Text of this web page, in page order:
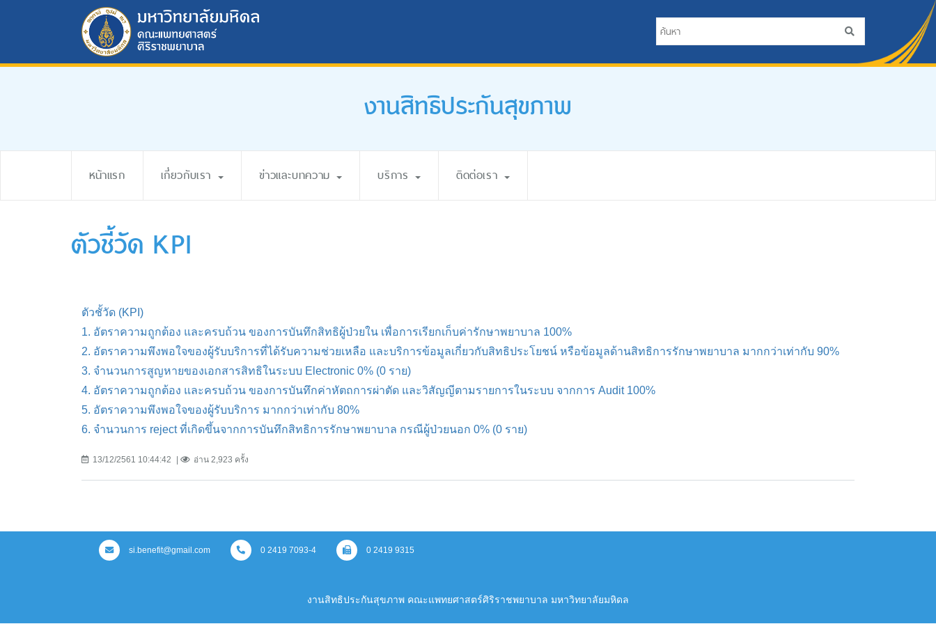
งานสิทธิประกันสุขภาพ
หน้าแรก เกี่ยวกับเรา ข่าวและบทความ บริการ ติดต่อเรา
ตัวชี้วัด KPI
ตัวชั้วัด (KPI)
1. อัตราความถูกต้อง และครบถ้วน ของการบันทึกสิทธิผู้ป่วยใน เพื่อการเรียกเก็บค่ารักษาพยาบาล 100%
2. อัตราความพึงพอใจของผู้รับบริการที่ได้รับความช่วยเหลือ และบริการข้อมูลเกี่ยวกับสิทธิประโยชน์ หรือข้อมูลด้านสิทธิการรักษาพยาบาล มากกว่าเท่ากับ 90%
3. จำนวนการสูญหายของเอกสารสิทธิในระบบ Electronic 0% (0 ราย)
4. อัตราความถูกต้อง และครบถ้วน ของการบันทึกค่าหัตถการผ่าตัด และวิสัญญีตามรายการในระบบ จากการ Audit 100%
5. อัตราความพึงพอใจของผู้รับบริการ มากกว่าเท่ากับ 80%
6. จำนวนการ reject ที่เกิดขึ้นจากการบันทึกสิทธิการรักษาพยาบาล กรณีผู้ป่วยนอก 0% (0 ราย)
13/12/2561 10:44:42 อ่าน 2,923 ครั้ง
si.benefit@gmail.com 0 2419 7093-4 0 2419 9315
งานสิทธิประกันสุขภาพ คณะแพทยศาสตร์ศิริราชพยาบาล มหาวิทยาลัยมหิดล